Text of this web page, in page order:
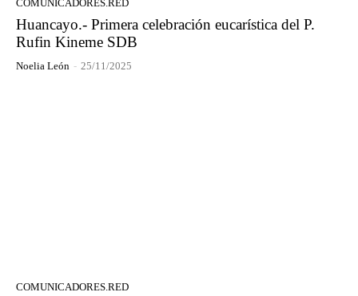
COMUNICADORES.RED
Huancayo.- Primera celebración eucarística del P.
Rufin Kineme SDB
Noelia León - 25/11/2025
COMUNICADORES.RED